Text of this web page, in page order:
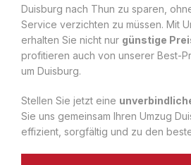
Duisburg nach Thun zu sparen,
Service verzichten zu müssen. Mit
erhalten Sie nicht nur günstige
profitieren auch von unserer Best-
um Duisburg.
Stellen Sie jetzt eine
Sie uns gemeinsam Ihren Umzug
effizient, sorgfältig und zu den